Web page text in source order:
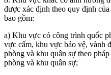
được xác định theo quy định
bao gồm:
a) Khu vực có công trình quốc
vực cấm, khu vực bảo vệ, vành
phòng và khu quân sự theo
phòng và khu quân sự;